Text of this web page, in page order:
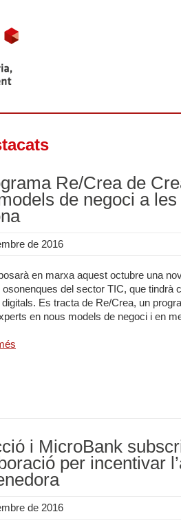
Re/Crea de
de negoci a
de 2016
en marxa aquest octubre una
del sector TIC, que tindrà
Es tracta de Re/Crea, un
en nous models de negoci i en
i MicroBank
per incentivar
de 2016